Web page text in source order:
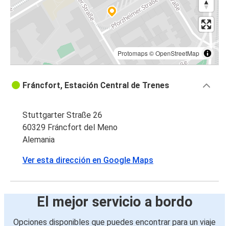
Protomaps©OpenStreetMap
Fráncfort, Estación Central de Trenes
Stuttgarter Straße 26
60329 Fráncfort del Meno
Alemania
Ver esta dirección en Google Maps
El mejor servicio a bordo
Opciones disponibles que puedes encontrar para un viaje